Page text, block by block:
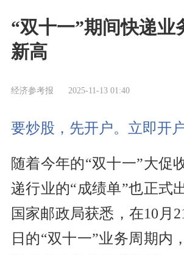
“双十一”期间快递业
新高
经济参考报 2025-11-13 01:40
要炒股，先开户。立即开
随着今年的“双十一”大促
递行业的“成绩单”也正式
国家邮政局获悉，在10月
日的“双十一”业务周期内